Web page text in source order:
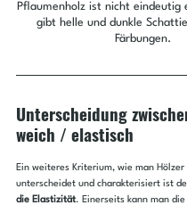
Pflaumenholz ist nicht eindeutig
gibt helle und dunkle
Färbungen.
Unterscheidung
weich / elastisch
Ein weiteres Kriterium, wie man
unterscheidet und charakterisiert ist
die Elastizität. Einerseits kann man